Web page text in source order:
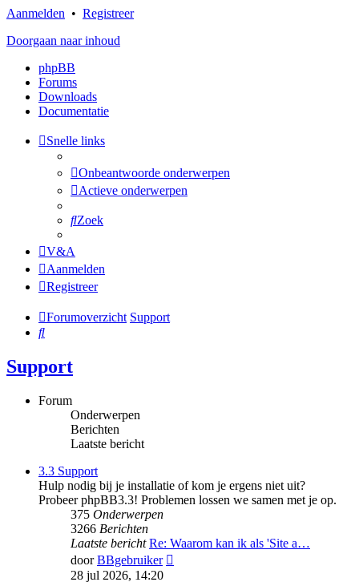
Aanmelden • Registreer
Doorgaan naar inhoud
phpBB
Forums
Downloads
Documentatie
Snelle links
Onbeantwoorde onderwerpen
Actieve onderwerpen
Zoek
V&A
Aanmelden
Registreer
Forumoverzicht Support
Zoek
Support
Forum
Onderwerpen
Berichten
Laatste bericht
3.3 Support
Hulp nodig bij je installatie of kom je ergens niet uit?
Probeer phpBB3.3! Problemen lossen we samen met je op.
375 Onderwerpen
3266 Berichten
Laatste bericht Re: Waarom kan ik als 'Site a…
doorBBgebruiker
28 jul 2026, 14:20